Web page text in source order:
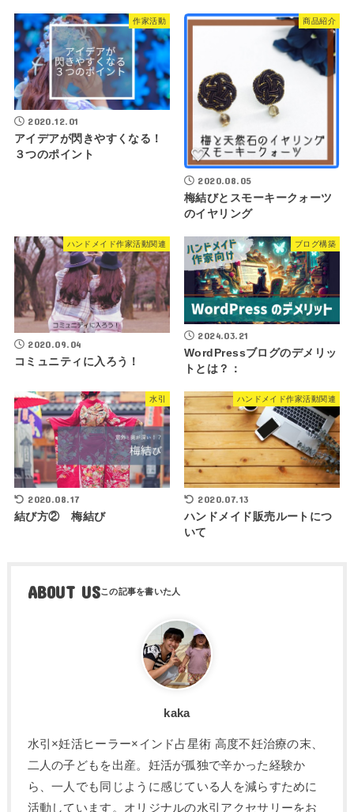
作家活動
2020.12.01
アイデアが閃きやすくなる！
３つのポイント
商品紹介
2020.08.05
梅結びとスモーキークォーツ
のイヤリング
ハンドメイド作家活動関連
2020.09.04
コミュニティに入ろう！
ブログ構築
2024.03.21
WordPressブログのデメリッ
トとは？：
水引
2020.08.17
結び方② 梅結び
ハンドメイド作家活動関連
2020.07.13
ハンドメイド販売ルートにつ
いて
ABOUT US
kaka
水引×妊活ヒーラー×インド占星術 高度不妊治療の末、
二人の子どもを出産。妊活が孤独で辛かった経験か
ら、一人でも同じように感じている人を減らすために
活動しています。オリジナルの水引アクセサリーをお